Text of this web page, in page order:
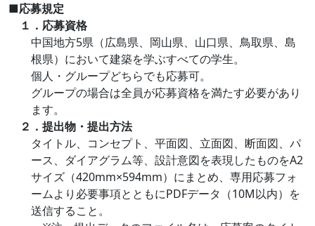
■応募規定
１．応募資格
中国地方5県（広島県、岡山県、山口県、鳥取県、島
根県）において建築を学ぶすべての学生。
個人・グループどちらでも応募可。
グループの場合は全員が応募資格を満たす必要があり
ます。
２．提出物・提出方法
タイトル、コンセプト、平面図、立面図、断面図、パ
ース、ダイアグラム等、設計意図を表現したものをA2
サイズ（420mm×594mm）にまとめ、専用応募フォ
ームより必要事項とともにPDFデータ（10M以内）を
送信すること。